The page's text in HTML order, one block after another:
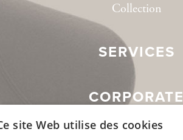
Collection
SERVICES
CORPORATE
site Web utilise des cookies